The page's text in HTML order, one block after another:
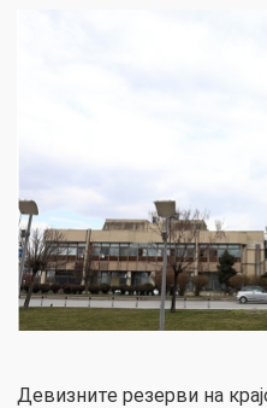
Девизните резерви на